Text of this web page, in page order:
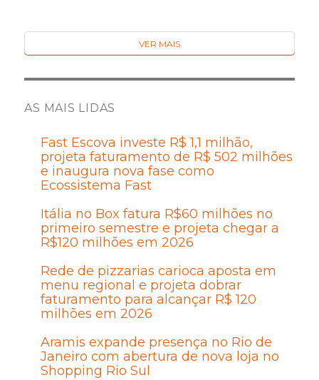
VER MAIS
AS MAIS LIDAS
Fast Escova investe R$ 1,1 milhão,
projeta faturamento de R$ 502 milhões
e inaugura nova fase como
Ecossistema Fast
Itália no Box fatura R$60 milhões no
primeiro semestre e projeta chegar a
R$120 milhões em 2026
Rede de pizzarias carioca aposta em
menu regional e projeta dobrar
faturamento para alcançar R$ 120
milhões em 2026
Aramis expande presença no Rio de
Janeiro com abertura de nova loja no
Shopping Rio Sul